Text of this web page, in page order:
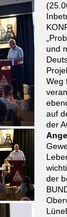
und
Weg
auf
der
der